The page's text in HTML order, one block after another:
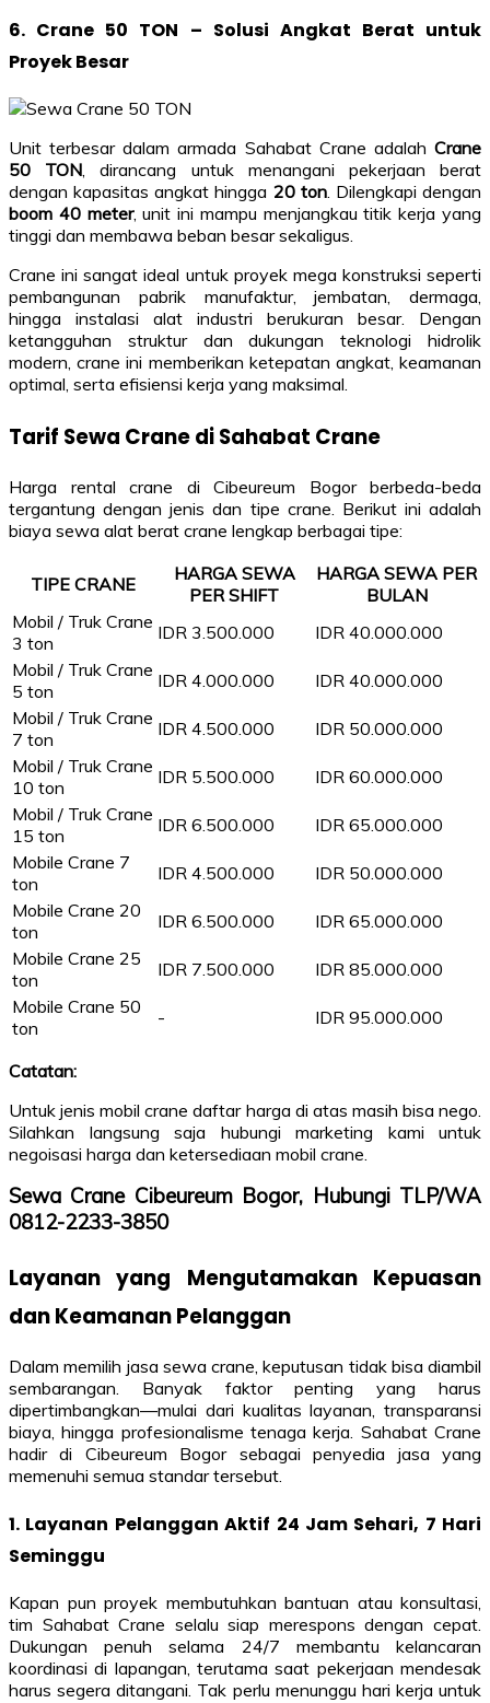
6. Crane 50 TON – Solusi Angkat Berat untuk
Proyek Besar
Unit terbesar dalam armada Sahabat Crane adalah Crane
50 TON , dirancang untuk menangani pekerjaan berat
dengan kapasitas angkat hingga 20 ton. Dilengkapi dengan
boom 40 meter, unit ini mampu menjangkau titik kerja yang
tinggi dan membawa beban besar sekaligus.
Crane ini sangat ideal untuk proyek mega konstruksi seperti
pembangunan pabrik manufaktur, jembatan, dermaga,
hingga instalasi alat industri berukuran besar. Dengan
ketangguhan struktur dan dukungan teknologi hidrolik
modern, crane ini memberikan ketepatan angkat, keamanan
optimal, serta efisiensi kerja yang maksimal.
Tarif Sewa Crane di Sahabat Crane
Harga rental crane di Cibeureum Bogor berbeda-beda
tergantung dengan jenis dan tipe crane. Berikut ini adalah
biaya sewa alat berat crane lengkap berbagai tipe:
TIPE CRANE
HARGA SEWA
PER SHIFT
HARGA SEWA PER
BULAN
Mobil / Truk Crane
3 ton
IDR 3.500.000
IDR 40.000.000
Mobil / Truk Crane
5 ton
IDR 4.000.000
IDR 40.000.000
Mobil / Truk Crane
7 ton
IDR 4.500.000
IDR 50.000.000
Mobil / Truk Crane
10 ton
IDR 5.500.000
IDR 60.000.000
Mobil / Truk Crane
15 ton
IDR 6.500.000
IDR 65.000.000
Mobile Crane 7
ton
IDR 4.500.000
IDR 50.000.000
Mobile Crane 20
ton
IDR 6.500.000
IDR 65.000.000
Mobile Crane 25
ton
IDR 7.500.000
IDR 85.000.000
Mobile Crane 50
ton
- IDR 95.000.000
Catatan:
Untuk jenis mobil crane daftar harga di atas masih bisa nego.
Silahkan langsung saja hubungi marketing kami untuk
negoisasi harga dan ketersediaan mobil crane.
Sewa Crane Cibeureum Bogor, Hubungi TLP/WA
0812-2233-3850
Layanan yang Mengutamakan Kepuasan
dan Keamanan Pelanggan
Dalam memilih jasa sewa crane, keputusan tidak bisa diambil
sembarangan. Banyak faktor penting yang harus
dipertimbangkan—mulai dari kualitas layanan, transparansi
biaya, hingga profesionalisme tenaga kerja. Sahabat Crane
hadir di Cibeureum Bogor sebagai penyedia jasa yang
memenuhi semua standar tersebut.
1. Layanan Pelanggan Aktif 24 Jam Sehari, 7 Hari
Seminggu
Kapan pun proyek membutuhkan bantuan atau konsultasi,
tim Sahabat Crane selalu siap merespons dengan cepat.
Dukungan penuh selama 24/7 membantu kelancaran
koordinasi di lapangan, terutama saat pekerjaan mendesak
harus segera ditangani. Tak perlu menunggu hari kerja untuk